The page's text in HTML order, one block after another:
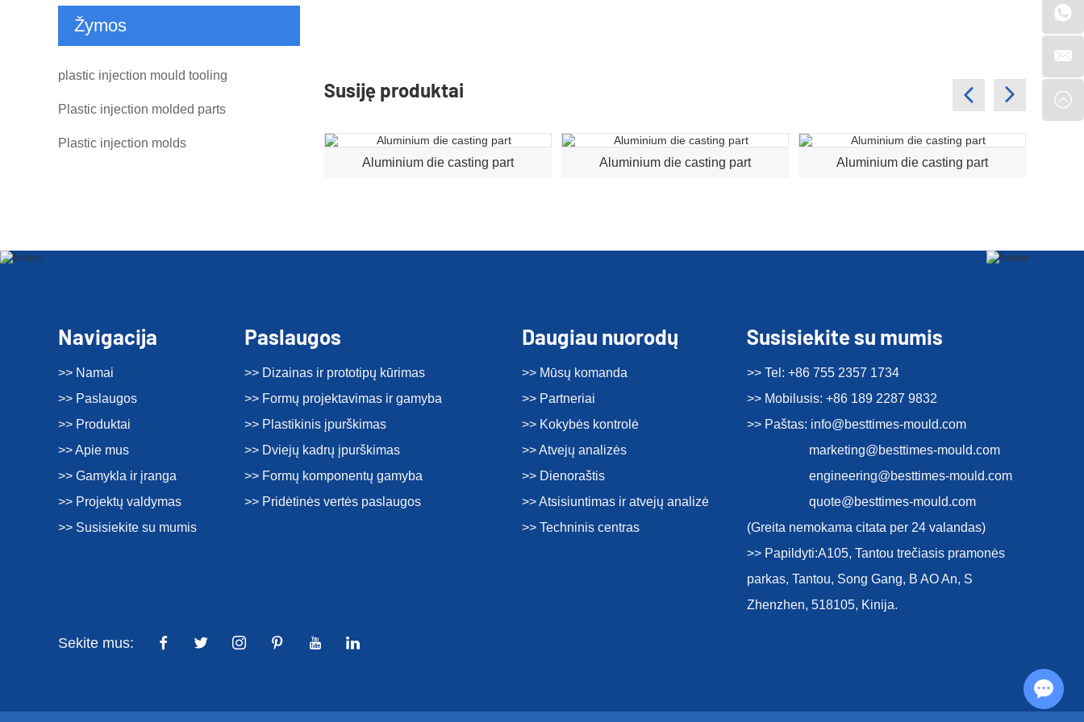
Susiję produktai
Aluminium die casting part Aluminium die casting part Aluminium die casting part
Žymos
plastic injection mould tooling
Plastic injection molded parts
Plastic injection molds
Navigacija
>> Namai
>> Paslaugos
>> Produktai
>> Apie mus
>> Gamykla ir įranga
>> Projektų valdymas
>> Susisiekite su mumis
Paslaugos
>> Dizainas ir prototipų kūrimas
>> Formų projektavimas ir gamyba
>> Plastikinis įpurškimas
>> Dviejų kadrų įpurškimas
>> Formų komponentų gamyba
>> Pridėtinės vertės paslaugos
Daugiau nuorodų
>> Mūsų komanda
>> Partneriai
>> Kokybės kontrolė
>> Atvejų analizės
>> Dienoraštis
>> Atsisiuntimas ir atvejų analizė
>> Techninis centras
Susisiekite su mumis
>> Tel: +86 755 2357 1734
>> Mobilusis: +86 189 2287 9832
>> Paštas: info@besttimes-mould.com
marketing@besttimes-mould.com
engineering@besttimes-mould.com
quote@besttimes-mould.com
(Greita nemokama citata per 24 valandas)
>> Papildyti:A105, Tantou trečiasis pramonės
parkas, Tantou, Song Gang, B AO An, S
Zhenzhen, 518105, Kinija.
Sekite mus:
Chat with Us